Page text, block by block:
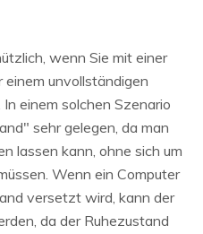
wenn Sie mit einer
unvollständigen
einem solchen Szenario
sehr gelegen, da man
lassen kann, ohne sich um
Wenn ein Computer
versetzt wird, kann der
da der Ruhezustand